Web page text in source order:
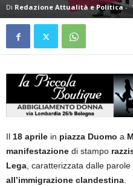
Di Redazione Attualità e Politica-
Il 18 aprile in piazza Duomo a
manifestazione di stampo
Lega, caratterizzata dalle parole
all’immigrazione clandestina.